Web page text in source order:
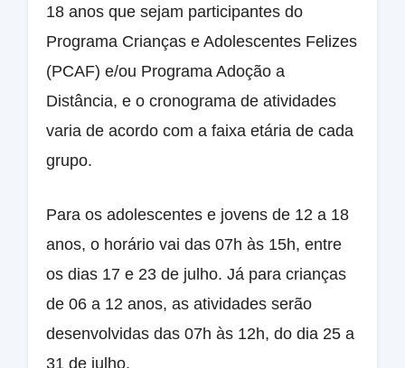
18 anos que sejam participantes do
Programa Crianças e Adolescentes Felizes
(PCAF) e/ou Programa Adoção a
Distância, e o cronograma de atividades
varia de acordo com a faixa etária de cada
grupo.
Para os adolescentes e jovens de 12 a 18
anos, o horário vai das 07h às 15h, entre
os dias 17 e 23 de julho. Já para crianças
de 06 a 12 anos, as atividades serão
desenvolvidas das 07h às 12h, do dia 25 a
31 de julho.